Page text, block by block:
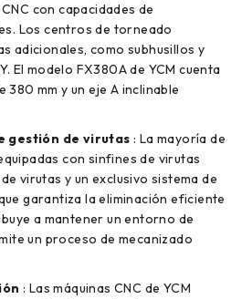
con capacidades de
Los centros de torneado
adicionales, como subhusillos y
El modelo FX380A de YCM cuenta
mm y un eje A inclinable
gestión de virutas : La mayoría de
con sinfines de virutas
virutas y un exclusivo sistema de
garantiza la eliminación eficiente
a mantener un entorno de
un proceso de mecanizado
: Las máquinas CNC de YCM